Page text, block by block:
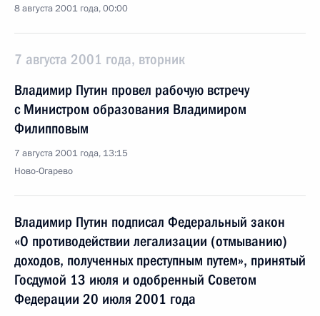
8 августа 2001 года, 00:00
7 августа 2001 года, вторник
Владимир Путин провел рабочую встречу
с Министром образования Владимиром
Филипповым
7 августа 2001 года, 13:15
Ново-Огарево
Владимир Путин подписал Федеральный закон
«О противодействии легализации (отмыванию)
доходов, полученных преступным путем», принятый
Госдумой 13 июля и одобренный Советом
Федерации 20 июля 2001 года